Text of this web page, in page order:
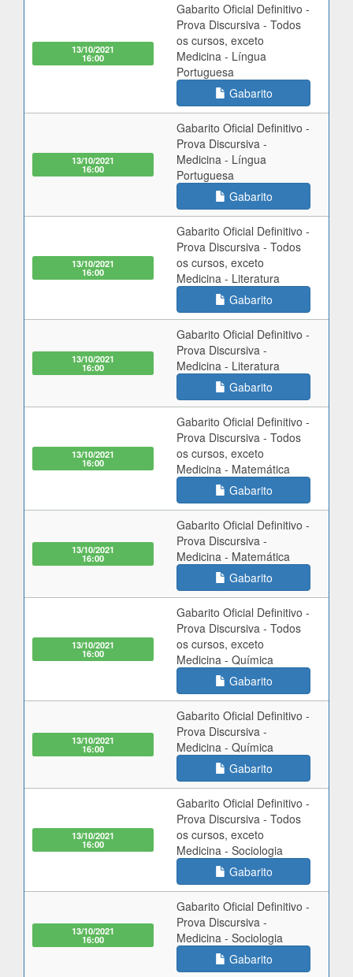
13/10/2021
16:00
Gabarito Oficial Definitivo -
Prova Discursiva - Todos
os cursos, exceto
Medicina - Língua
Portuguesa
Gabarito
13/10/2021
16:00
Gabarito Oficial Definitivo -
Prova Discursiva -
Medicina - Língua
Portuguesa
Gabarito
13/10/2021
16:00
Gabarito Oficial Definitivo -
Prova Discursiva - Todos
os cursos, exceto
Medicina - Literatura
Gabarito
13/10/2021
16:00
Gabarito Oficial Definitivo -
Prova Discursiva -
Medicina - Literatura
Gabarito
13/10/2021
16:00
Gabarito Oficial Definitivo -
Prova Discursiva - Todos
os cursos, exceto
Medicina - Matemática
Gabarito
13/10/2021
16:00
Gabarito Oficial Definitivo -
Prova Discursiva -
Medicina - Matemática
Gabarito
13/10/2021
16:00
Gabarito Oficial Definitivo -
Prova Discursiva - Todos
os cursos, exceto
Medicina - Química
Gabarito
13/10/2021
16:00
Gabarito Oficial Definitivo -
Prova Discursiva -
Medicina - Química
Gabarito
13/10/2021
16:00
Gabarito Oficial Definitivo -
Prova Discursiva - Todos
os cursos, exceto
Medicina - Sociologia
Gabarito
13/10/2021
16:00
Gabarito Oficial Definitivo -
Prova Discursiva -
Medicina - Sociologia
Gabarito